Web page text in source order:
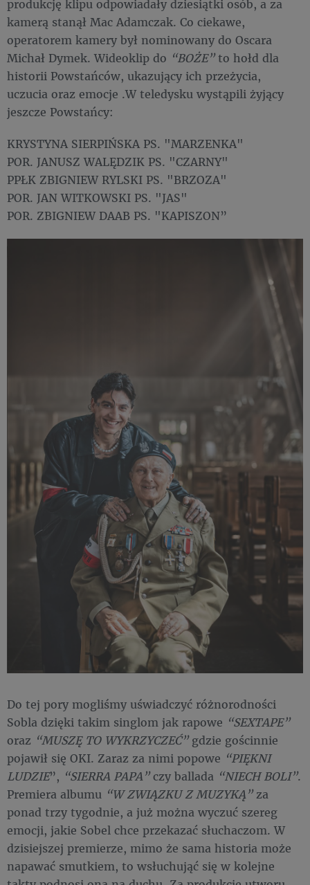
produkcję klipu odpowiadały dziesiątki osób, a za
kamerą stanął Mac Adamczak. Co ciekawe,
operatorem kamery był nominowany do Oscara
Michał Dymek. Wideoklip do “BOŻE”to hołd dla
historii Powstańców, ukazujący ich przeżycia,
uczucia oraz emocje .W teledysku wystąpili żyjący
jeszcze Powstańcy:
KRYSTYNA SIERPIŃSKA PS. "MARZENKA"
POR. JANUSZ WALĘDZIK PS. "CZARNY"
PPŁK ZBIGNIEW RYLSKI PS. "BRZOZA"
POR. JAN WITKOWSKI PS. "JAS"
POR. ZBIGNIEW DAAB PS. "KAPISZON”
Do tej pory mogliśmy uświadczyć różnorodności
Sobla dzięki takim singlom jak rapowe “SEXTAPE”
oraz “MUSZĘ TO WYKRZYCZEĆ”gdzie gościnnie
pojawił się OKI. Zaraz za nimi popowe “PIĘKNI
LUDZIE”, “SIERRA PAPA”czy ballada “NIECH BOLI”.
Premiera albumu “W ZWIĄZKU Z MUZYKĄ”za
ponad trzy tygodnie, a już można wyczuć szereg
emocji, jakie Sobel chce przekazać słuchaczom. W
dzisiejszej premierze, mimo że sama historia może
napawać smutkiem, to wsłuchująć się w kolejne